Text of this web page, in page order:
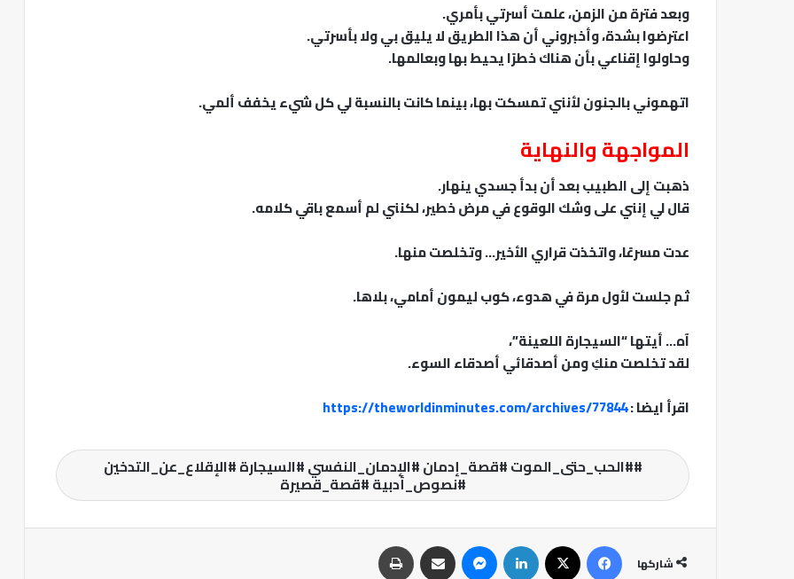
وبعد فترة من الزمن، علمت أسرتي بأمري.
اعترضوا بشدة، وأخبروني أن هذا الطريق لا يليق بي ولا بأسرتي.
وحاولوا إقناعي بأن هناك خطرًا يحيط بها وبعالمها.
اتهموني بالجنون لأنني تمسكت بها، بينما كانت بالنسبة لي كل شيء يخفف ألمي.
المواجهة والنهاية
ذهبت إلى الطبيب بعد أن بدأ جسدي ينهار.
قال لي إنني على وشك الوقوع في مرض خطير، لكنني لم أسمع باقي كلامه.
عدت مسرعًا، واتخذت قراري الأخير… وتخلصت منها.
ثم جلست لأول مرة في هدوء، كوب ليمون أمامي، بلاها.
آه… أيتها “السيجارة اللعينة”،
لقد تخلصت منكِ ومن أصدقائي أصدقاء السوء.
اقرأ ايضا :https://theworldinminutes.com/archives/77844
#الحب_حتى_الموت #قصة_إدمان #الإدمان_النفسي #السيجارة #الإقلاع_عن_التدخين
#نصوص_أدبية #قصة_قصيرة
شاركها